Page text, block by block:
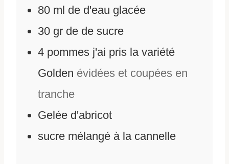
80 ml de d'eau glacée
30 gr de de sucre
4 pommes j'ai pris la variété
Golden évidées et coupées en
tranche
Gelée d'abricot
sucre mélangé à la cannelle